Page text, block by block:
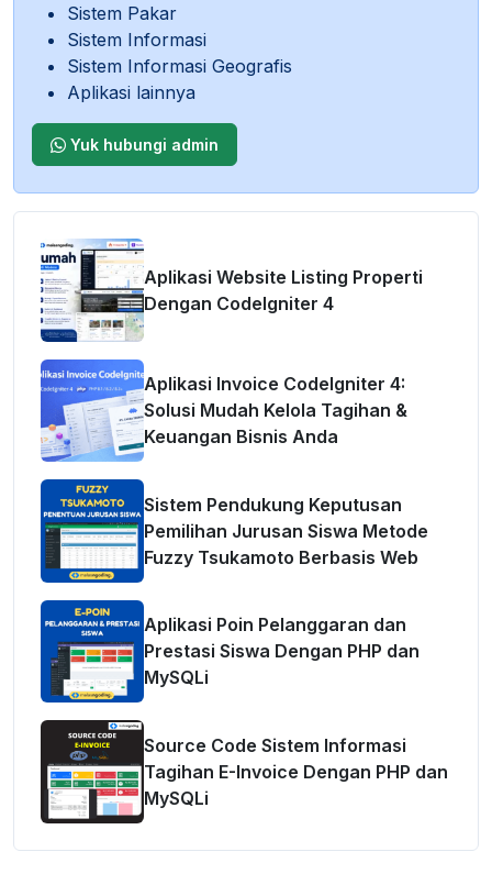
Sistem Pakar
Sistem Informasi
Sistem Informasi Geografis
Aplikasi lainnya
Yuk hubungi admin
Aplikasi Website Listing Properti
Dengan CodeIgniter 4
Aplikasi Invoice CodeIgniter 4:
Solusi Mudah Kelola Tagihan &
Keuangan Bisnis Anda
Sistem Pendukung Keputusan
Pemilihan Jurusan Siswa Metode
Fuzzy Tsukamoto Berbasis Web
Aplikasi Poin Pelanggaran dan
Prestasi Siswa Dengan PHP dan
MySQLi
Source Code Sistem Informasi
Tagihan E-Invoice Dengan PHP dan
MySQLi